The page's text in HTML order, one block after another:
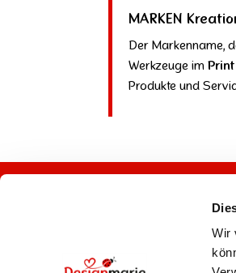
Wir
MARKEN
Der Markenname,
Werkzeuge imPrint
Produkte und
Webdesign